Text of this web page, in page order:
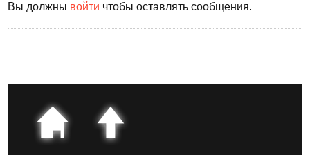
Вы должны войти чтобы оставлять сообщения.